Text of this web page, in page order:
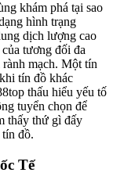
khám phá tại sao
hình trạng
dịch lượng cao
tương đối đa
mạch. Một tín
tín đồ khác
thấu hiểu yếu tố
tuyển chọn để
thấy thứ gì đấy
đồ.
Tế